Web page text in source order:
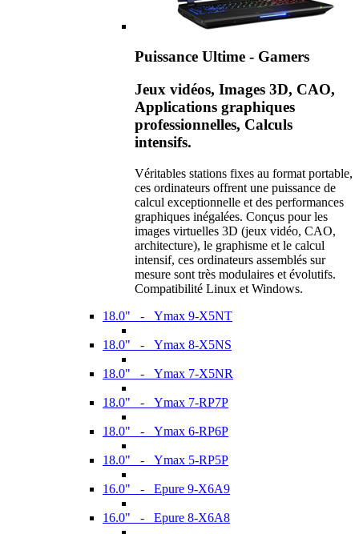
Puissance Ultime - Gamers
Jeux vidéos, Images 3D, CAO,
Applications graphiques
professionnelles, Calculs
intensifs.
Véritables stations fixes au format portable,
ces ordinateurs offrent une puissance de
calcul exceptionnelle et des performances
graphiques inégalées. Conçus pour les
images virtuelles 3D (jeux vidéo, CAO,
architecture), le graphisme et le calcul
intensif, ces ordinateurs assemblés sur
mesure sont très modulaires et évolutifs.
Compatibilité Linux et Windows.
18.0" - Ymax 9-X5NT
18.0" - Ymax 8-X5NS
18.0" - Ymax 7-X5NR
18.0" - Ymax 7-RP7P
18.0" - Ymax 6-RP6P
18.0" - Ymax 5-RP5P
16.0" - Epure 9-X6A9
16.0" - Epure 8-X6A8